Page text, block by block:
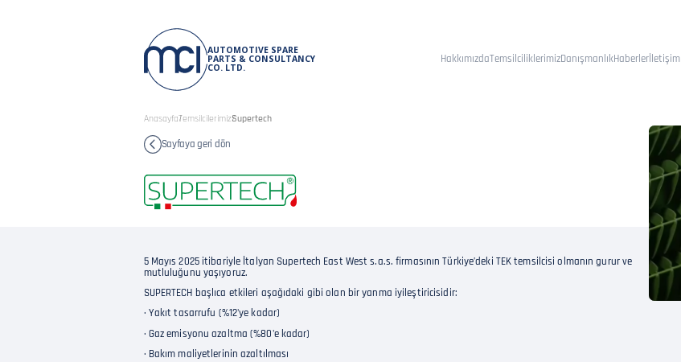
AUTOMOTIVE SPARE
PARTS & CONSULTANCY
CO. LTD.
HakkımızdaTemsilciliklerimizDanışmanlıkHaberlerİletişim
AnasayfaTemsilcilerimizSupertech
Sayfaya geri dön
5 Mayıs 2025 itibariyle İtalyan Supertech East West s.a.s. firmasının Türkiye’deki TEK temsilcisi olmanın gurur ve
mutluluğunu yaşıyoruz.
SUPERTECH başlıca etkileri aşağıdaki gibi olan bir yanma iyileştiricisidir:
· Yakıt tasarrufu (%12'ye kadar)
· Gaz emisyonu azaltma (%80'e kadar)
· Bakım maliyetlerinin azaltılması